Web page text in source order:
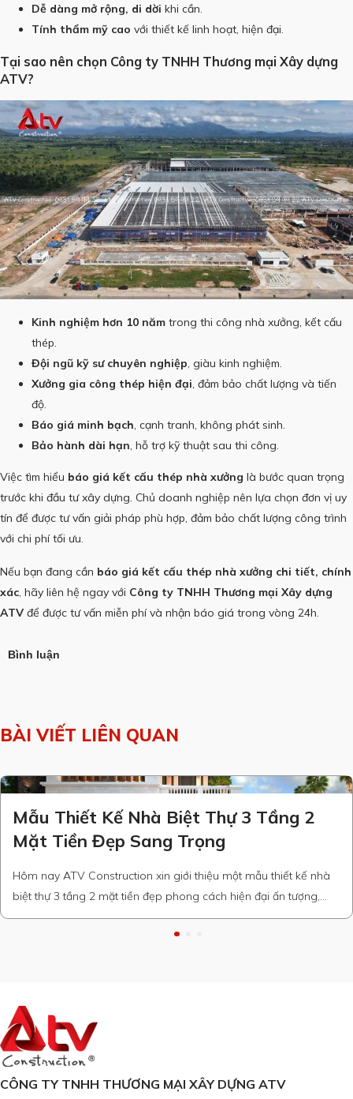
Dễ dàng mở rộng, di dời khi cần.
Tính thẩm mỹ cao với thiết kế linh hoạt, hiện đại.
Tại sao nên chọn Công ty TNHH Thương mại Xây dựng
ATV?
Kinh nghiệm hơn 10 năm trong thi công nhà xưởng, kết cấu
thép.
Đội ngũ kỹ sư chuyên nghiệp, giàu kinh nghiệm.
Xưởng gia công thép hiện đại, đảm bảo chất lượng và tiến
độ.
Báo giá minh bạch, cạnh tranh, không phát sinh.
Bảo hành dài hạn, hỗ trợ kỹ thuật sau thi công.
Việc tìm hiểu báo giá kết cấu thép nhà xưởng là bước quan trọng
trước khi đầu tư xây dựng. Chủ doanh nghiệp nên lựa chọn đơn vị uy
tín để được tư vấn giải pháp phù hợp, đảm bảo chất lượng công trình
với chi phí tối ưu.
Nếu bạn đang cần báo giá kết cấu thép nhà xưởng chi tiết, chính
xác, hãy liên hệ ngay với Công ty TNHH Thương mại Xây dựng
ATV để được tư vấn miễn phí và nhận báo giá trong vòng 24h.
Bình luận
BÀI VIẾT LIÊN QUAN
Mẫu Thiết Kế Nhà Biệt Thự 3 Tầng 2
Mặt Tiền Đẹp Sang Trọng
Hôm nay ATV Construction xin giới thiệu một mẫu thiết kế nhà
biệt thự 3 tầng 2 mặt tiền đẹp phong cách hiện đại ấn tượng,
sang trọng đang được nhiều người chú ý hiện nay. Biệt thự sở
hữu kiến trúc ngoại thất độc đáo cùng với đó là không gian nội
CÔNG TY TNHH THƯƠNG MẠI XÂY DỰNG ATV